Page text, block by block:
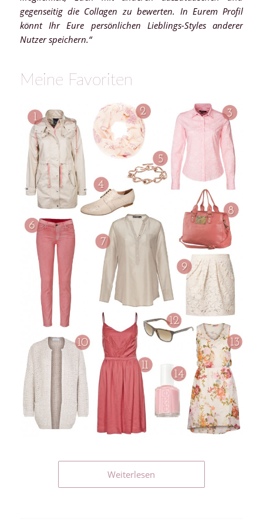
gegenseitig die Collagen zu bewerten. In Eurem Profil
könnt Ihr Eure persönlichen Lieblings-Styles anderer
Nutzer speichern.“
Meine Favoriten
Weiterlesen